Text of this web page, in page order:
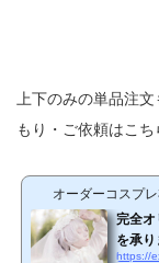
上下のみの単品注
もり・ご依頼はこち
オーダーコスプ
完全オ
を承り
https://